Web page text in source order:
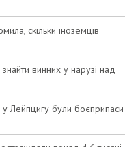
скільки іноземців
винних у нарузі над
Лейпцигу були боєприпаси